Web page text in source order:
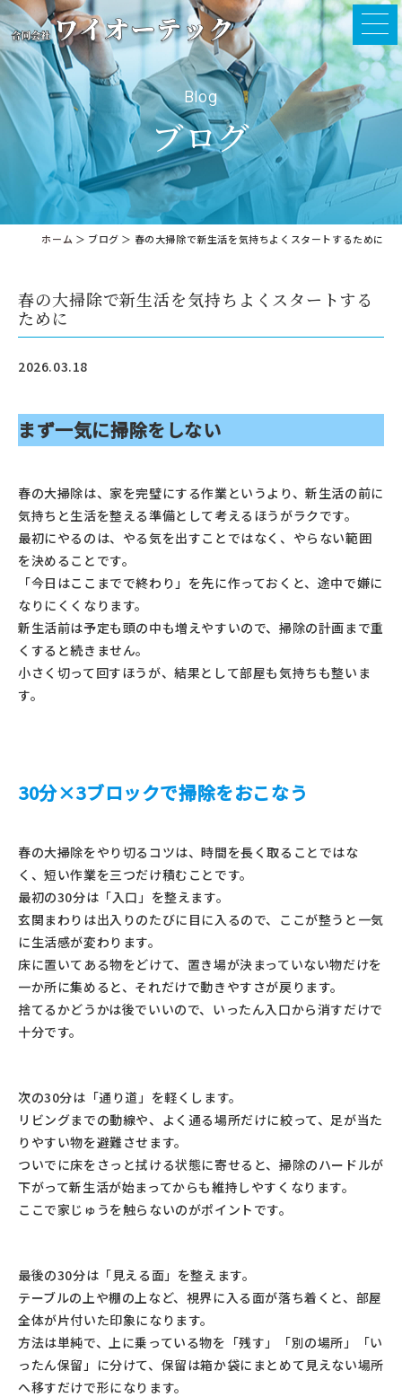
Blog
ブログ
ホーム ＞ ブログ ＞ 春の大掃除で新生活を気持ちよくスタートするために
春の大掃除で新生活を気持ちよくスタートする
ために
2026.03.18
まず一気に掃除をしない
春の大掃除は、家を完璧にする作業というより、新生活の前に
気持ちと生活を整える準備として考えるほうがラクです。
最初にやるのは、やる気を出すことではなく、やらない範囲
を決めることです。
「今日はここまでで終わり」を先に作っておくと、途中で嫌に
なりにくくなります。
新生活前は予定も頭の中も増えやすいので、掃除の計画まで重
くすると続きません。
小さく切って回すほうが、結果として部屋も気持ちも整いま
す。
30分×3ブロックで掃除をおこなう
春の大掃除をやり切るコツは、時間を長く取ることではな
く、短い作業を三つだけ積むことです。
最初の30分は「入口」を整えます。
玄関まわりは出入りのたびに目に入るので、ここが整うと一気
に生活感が変わります。
床に置いてある物をどけて、置き場が決まっていない物だけを
一か所に集めると、それだけで動きやすさが戻ります。
捨てるかどうかは後でいいので、いったん入口から消すだけで
十分です。
次の30分は「通り道」を軽くします。
リビングまでの動線や、よく通る場所だけに絞って、足が当た
りやすい物を避難させます。
ついでに床をさっと拭ける状態に寄せると、掃除のハードルが
下がって新生活が始まってからも維持しやすくなります。
ここで家じゅうを触らないのがポイントです。
最後の30分は「見える面」を整えます。
テーブルの上や棚の上など、視界に入る面が落ち着くと、部屋
全体が片付いた印象になります。
方法は単純で、上に乗っている物を「残す」「別の場所」「い
ったん保留」に分けて、保留は箱か袋にまとめて見えない場所
へ移すだけで形になります。